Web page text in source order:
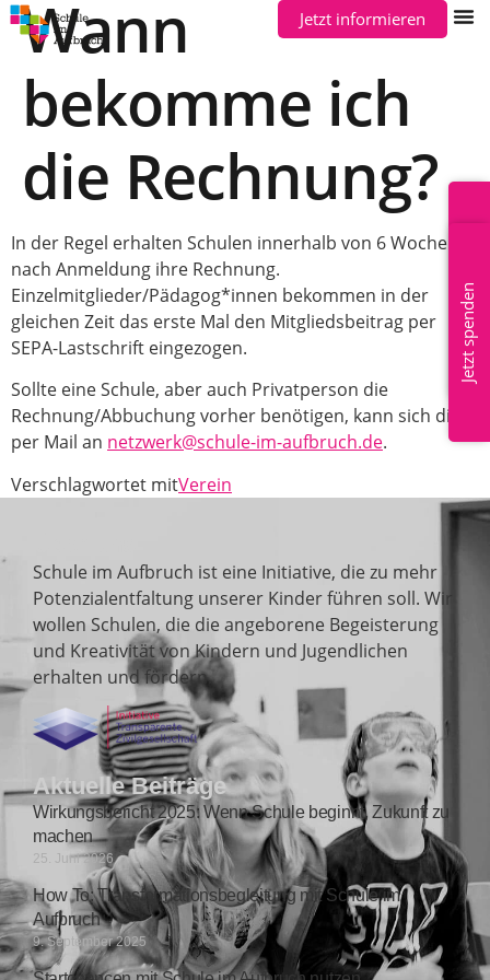
Jetzt informieren
Mitglied werden
Jetzt spenden
Wann
bekomme ich
die Rechnung?
In der Regel erhalten Schulen innerhalb von 6 Wochen
nach Anmeldung ihre Rechnung.
Einzelmitglieder/Pädagog*innen bekommen in der
gleichen Zeit das erste Mal den Mitgliedsbeitrag per
SEPA-Lastschrift eingezogen.
Sollte eine Schule, aber auch Privatperson die
Rechnung/Abbuchung vorher benötigen, kann sich diese
per Mail an netzwerk@schule-im-aufbruch.de.
Verschlagwortet mitVerein
Schule im Aufbruch ist eine Initiative, die zu mehr
Potenzialentfaltung unserer Kinder führen soll. Wir
wollen Schulen, die die angeborene Begeisterung
und Kreativität von Kindern und Jugendlichen
erhalten und fördern.
Aktuelle Beiträge
Wirkungsbericht 2025: Wenn Schule beginnt, Zukunft zu
machen
25. Juni 2026
How To: Transformationsbegleitung mit Schule im
Aufbruch
9. September 2025